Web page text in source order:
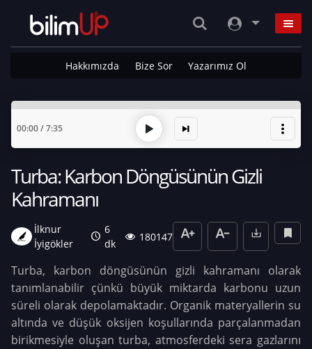
Hakkımızda Bize Sor Yazarımız Ol
00:00/7:35
Turba: Karbon Döngüsünün Gizli
Kahramanı
İlknur
İyigökler
6
dk
180147
Turba, karbon döngüsünün gizli kahramanı olarak
tanımlanabilir çünkü büyük miktarda karbonu uzun
süreli olarak depolamaktadır. Organik materyallerin su
altında ve düşük oksijen koşullarında parçalanmadan
birikmesiyle oluşan turba, atmosferdeki sera gazlarını